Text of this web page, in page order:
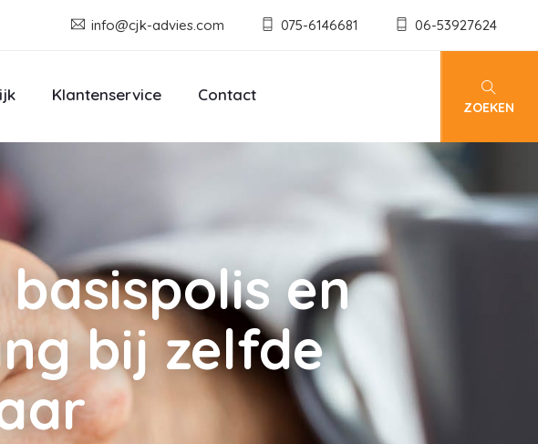
info@cjk-advies.com 075-6146681 06-53927624
Klantenservice Contact
ZOEKEN
en
bij zelfde